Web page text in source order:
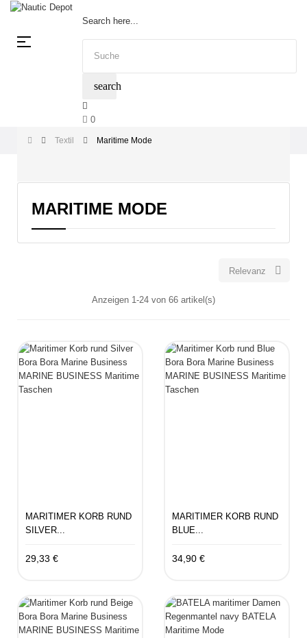
Umschalten
☰
Search here...
search
0
Textil Maritime Mode
MARITIME MODE
Relevanz 
Anzeigen 1-24 von 66 artikel(s)
MARITIMER KORB RUND
SILVER...
29,33 €
MARITIMER KORB RUND
BLUE...
34,90 €